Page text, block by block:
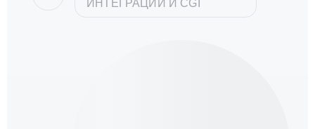
ИНТЕГРАЦИИ И CGI